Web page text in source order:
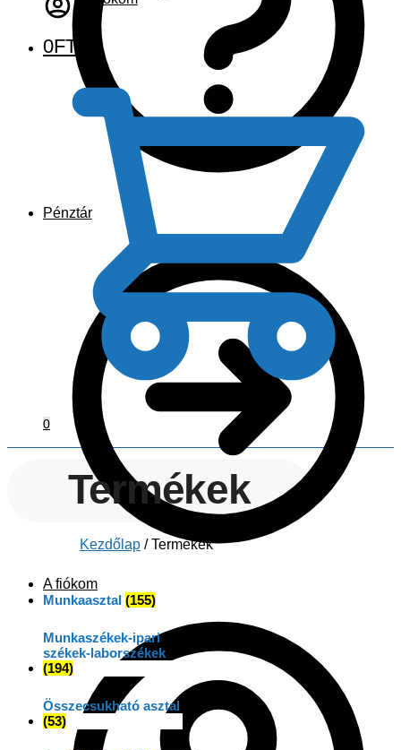
Pénztár
A fiókom
0FT
0
Termékek
Kezdőlap /Termékek
Munkaasztal (155)
Munkaszékek-ipari
székek-laborszékek
(194)
Összecsukható asztal
(53)